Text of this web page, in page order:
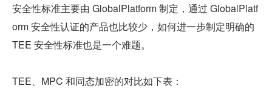
安全性标准主要由 GlobalPlatform 制定，通过 GlobalPlatf
orm 安全性认证的产品也比较少，如何进一步制定明确的
TEE 安全性标准也是一个难题。
TEE、MPC 和同态加密的对比如下表：